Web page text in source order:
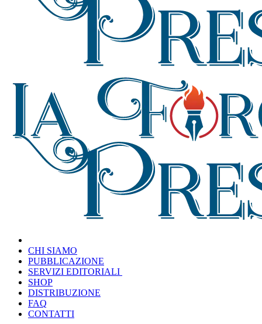
CHI SIAMO
PUBBLICAZIONE
SERVIZI EDITORIALI
SHOP
DISTRIBUZIONE
FAQ
CONTATTI